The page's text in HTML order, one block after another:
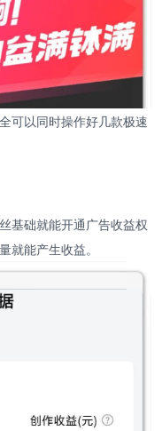
可以同时操作好几款极速
基础就能开通广告收益权
就能产生收益。